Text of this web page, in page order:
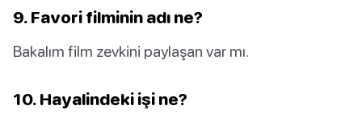
9. Favori filminin adı ne?
Bakalım film zevkini paylaşan var mı.
10. Hayalindeki işi ne?